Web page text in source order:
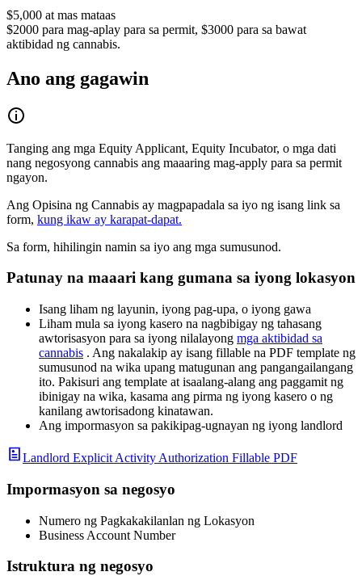
$5,000 at mas mataas
$2000 para mag-aplay para sa permit, $3000 para sa bawat
aktibidad ng cannabis.
Ano ang gagawin
Tanging ang mga Equity Applicant, Equity Incubator, o mga dati
nang negosyong cannabis ang maaaring mag-apply para sa permit
ngayon.
Ang Opisina ng Cannabis ay magpapadala sa iyo ng isang link sa
form, kung ikaw ay karapat-dapat.
Sa form, hihilingin namin sa iyo ang mga sumusunod.
Patunay na maaari kang gumana sa iyong lokasyon
Isang liham ng layunin, iyong pag-upa, o iyong gawa
Liham mula sa iyong kasero na nagbibigay ng tahasang
awtorisasyon para sa iyong nilalayong mga aktibidad sa
cannabis . Ang nakalakip ay isang fillable na PDF template ng
sumusunod na wika upang matugunan ang pangangailangang
ito. Pakisuri ang template at isaalang-alang ang paggamit ng
ibinigay na wika, kasama ang pirma ng iyong kasero o ng
kanilang awtorisadong kinatawan.
Ang impormasyon sa pakikipag-ugnayan ng iyong landlord
Landlord Explicit Activity Authorization Fillable PDF
Impormasyon sa negosyo
Numero ng Pagkakakilanlan ng Lokasyon
Business Account Number
Istruktura ng negosyo